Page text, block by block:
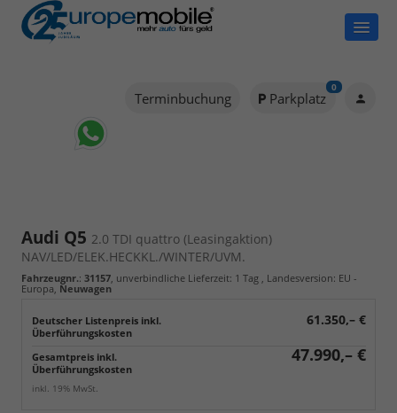
Terminbuchung Parkplatz
0
Audi Q5 2.0 TDI quattro (Leasingaktion)
NAV/LED/ELEK.HECKKL./WINTER/UVM.
Fahrzeugnr.: 31157, unverbindliche Lieferzeit: 1 Tag , Landesversion: EU -
Europa, Neuwagen
61.350,– €
Gesamtpreis inkl.
Überführungskosten
47.990,– €
inkl. 19% MwSt.